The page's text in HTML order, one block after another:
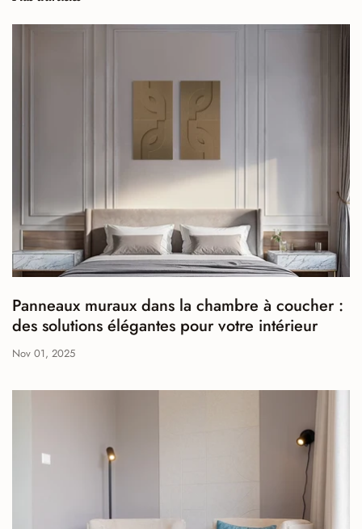
Panneaux muraux dans la chambre à coucher :
des solutions élégantes pour votre intérieur
Nov 01, 2025